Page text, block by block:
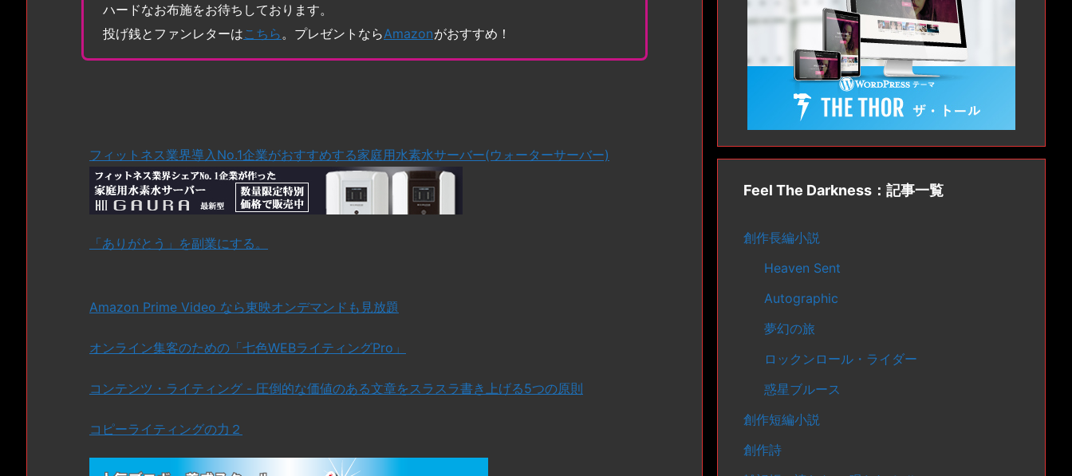
ハードなお布施をお待ちしております。
投げ銭とファンレターはこちら 。プレゼントならAmazonがおすすめ！
フィットネス業界導入No.1企業がおすすめする家庭用水素水サーバー(ウォーターサーバー)
「ありがとう」を副業にする。
Amazon Prime Video なら東映オンデマンドも見放題
オンライン集客のための「七色WEBライティングPro」
コンテンツ・ライティング - 圧倒的な価値のある文章をスラスラ書き上げる5つの原則
コピーライティングの力２
Feel The Darkness：記事一覧
創作長編小説
Heaven Sent
Autographic
夢幻の旅
ロックンロール・ライダー
惑星ブルース
創作短編小説
創作詩